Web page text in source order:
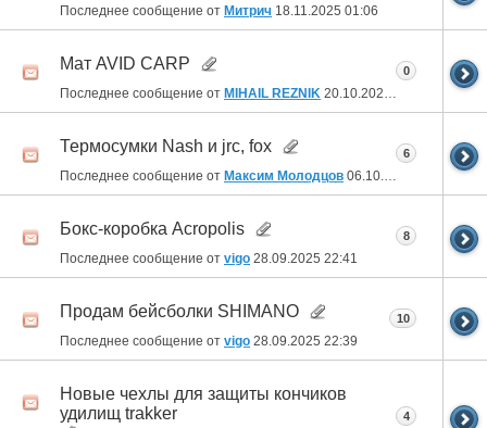
Последнее сообщение от Митрич 18.11.2025 01:06
Мат AVID CARP
Последнее сообщение от MIHAIL REZNIK 20.10.2025
0
Термосумки Nash и jrc, fox
Последнее сообщение от Максим Молодцов 06.10.2025
6
Бокс-коробка Acropolis
Последнее сообщение от vigo 28.09.2025 22:41
8
Продам бейсболки SHIMANO
Последнее сообщение от vigo 28.09.2025 22:39
10
Новые чехлы для защиты кончиков
удилищ trakker
4